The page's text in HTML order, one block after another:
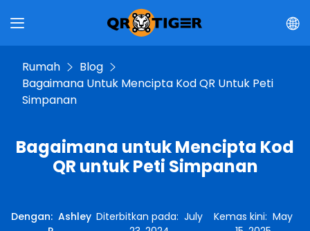
Rumah
Blog
Bagaimana Untuk Mencipta Kod QR Untuk Peti
Simpanan
Bagaimana untuk Mencipta Kod
QR untuk Peti Simpanan
Dengan: Ashley Diterbitkan pada: July
Kemas kini: May